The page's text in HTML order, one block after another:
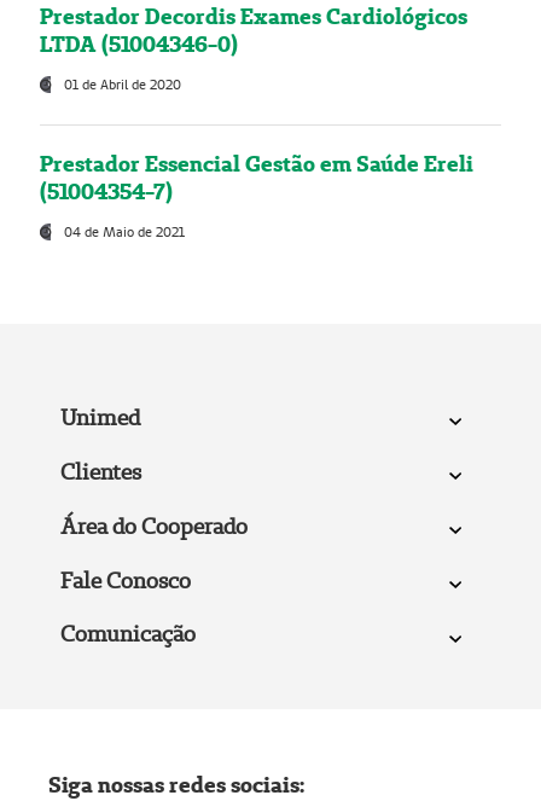
Prestador Decordis Exames Cardiológicos
LTDA (51004346-0)
01 de Abril de 2020
Prestador Essencial Gestão em Saúde Ereli
(51004354-7)
04 de Maio de 2021
Unimed
Clientes
Área do Cooperado
Fale Conosco
Comunicação
Siga nossas redes sociais: